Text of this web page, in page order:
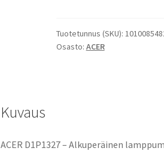
lamppumoduli
määrä
Tuotetunnus (SKU):
Osasto: ACER
Kuvaus
ACER D1P1327 – Alkuperäinen